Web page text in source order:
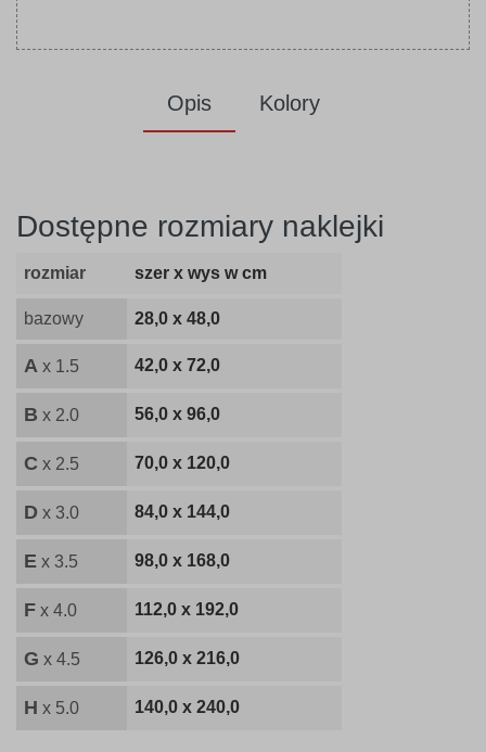
Opis Kolory
Dostępne rozmiary naklejki
rozmiar szer x wys w cm
bazowy 28,0 x 48,0
A x 1.5 42,0 x 72,0
B x 2.0 56,0 x 96,0
C x 2.5 70,0 x 120,0
D x 3.0 84,0 x 144,0
E x 3.5 98,0 x 168,0
F x 4.0 112,0 x 192,0
G x 4.5 126,0 x 216,0
H x 5.0 140,0 x 240,0